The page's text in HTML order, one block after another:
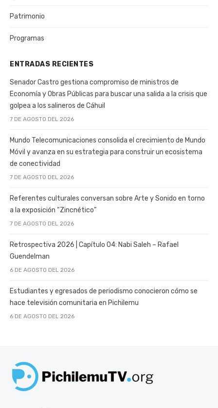
Patrimonio
Programas
ENTRADAS RECIENTES
Senador Castro gestiona compromiso de ministros de
Economía y Obras Públicas para buscar una salida a la crisis que
golpea a los salineros de Cáhuil
7 DE AGOSTO DEL 2026
Mundo Telecomunicaciones consolida el crecimiento de Mundo
Móvil y avanza en su estrategia para construir un ecosistema
de conectividad
7 DE AGOSTO DEL 2026
Referentes culturales conversan sobre Arte y Sonido en torno
a la exposición “Zincnético”
7 DE AGOSTO DEL 2026
Retrospectiva 2026 | Capítulo 04: Nabi Saleh – Rafael
Guendelman
6 DE AGOSTO DEL 2026
Estudiantes y egresados de periodismo conocieron cómo se
hace televisión comunitaria en Pichilemu
6 DE AGOSTO DEL 2026